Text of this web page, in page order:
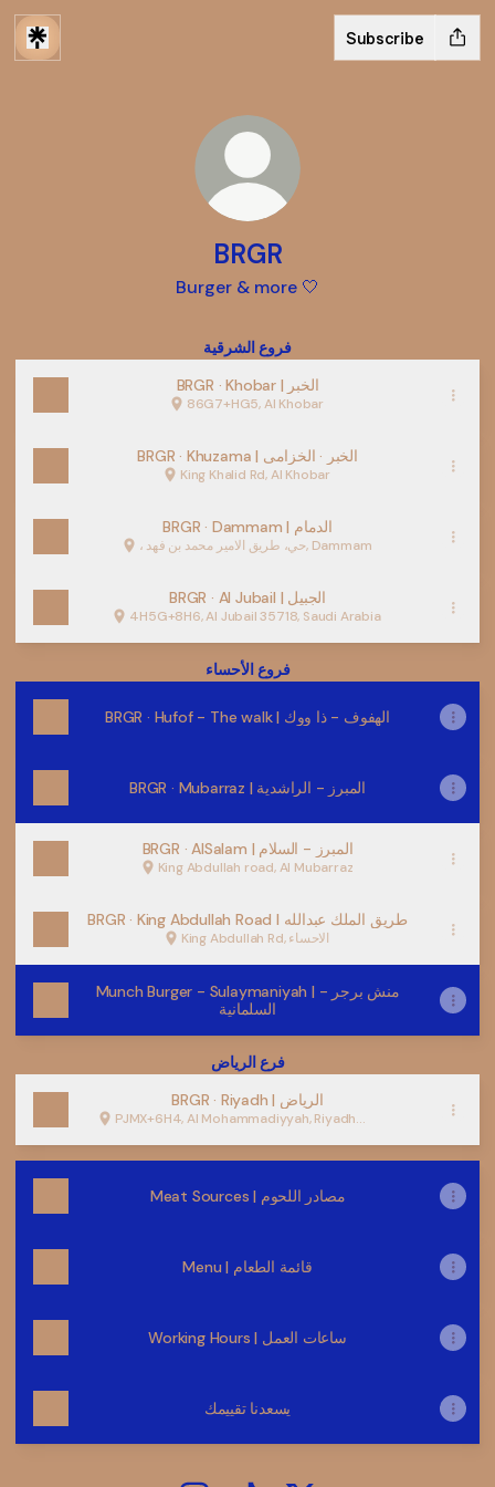
Subscribe
BRGR
Burger & more 🤍
فروع الشرقية
BRGR · Khobar | الخبر
86G7+HG5, Al Khobar
BRGR · Khuzama | الخبر · الخزامى
King Khalid Rd, Al Khobar
BRGR · Dammam | الدمام
، حي، طريق الامير محمد بن فهد, Dammam
BRGR · Al Jubail | الجبيل
4H5G+8H6, Al Jubail 35718, Saudi Arabia
فروع الأحساء
BRGR · Hufof - The walk | الهفوف - ذا ووك
BRGR · Mubarraz | المبرز - الراشدية
BRGR · AlSalam | المبرز - السلام
King Abdullah road, Al Mubarraz
BRGR · King Abdullah Road I طريق الملك عبدالله
King Abdullah Rd, الاحساء
Munch Burger - Sulaymaniyah | منش برجر -
السلمانية
فرع الرياض
BRGR · Riyadh | الرياض
PJMX+6H4, Al Mohammadiyyah, Riyadh
Meat Sources | مصادر اللحوم
Menu | قائمة الطعام
Working Hours | ساعات العمل
يسعدنا تقييمك